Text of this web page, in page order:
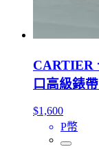
CARTIER
口高級錶
$1,600
P幣